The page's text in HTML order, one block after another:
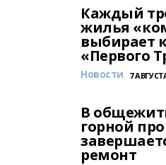
Каждый
жилья
выбирает
«Первого
Новости 7
В
горной
ремонт